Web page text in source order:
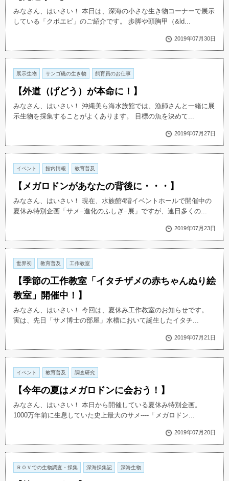
みなさん、はいさい！ 本日は、深海の小さな生き物コーナーで展示
している「クボエビ」のご紹介です。 歩脚や頭胸甲（&ld...
2019年07月30日
展示生物 サンゴ礁の生き物 飼育員のお仕事
【外道（げどう）が本命に！】
みなさん、はいさい！ 沖縄美ら海水族館では、漁師さんと一緒に展
示生物を採集することがよくあります。 目標の魚を決めて...
2019年07月27日
イベント 館内情報 教育普及
【メガロドンがあなたの背後に・・・】
みなさん、はいさい！ 現在、水族館4階イベントホールで開催中の
夏休み特別企画「サメ−進化のふしぎ−展」ですが、連日多くの...
2019年07月23日
世界初 教育普及 工作教室
【季節の工作教室「イタチザメの赤ちゃんぬり絵
教室」開催中！】
みなさん、はいさい！ 今回は、夏休み工作教室のお知らせです。
実は、先日「サメ博士の部屋」水槽において誕生したイタチ...
2019年07月21日
イベント 教育普及 調査研究
【今年の夏はメガロドンに会おう！】
みなさん、はいさい！ 本日から開催している夏休み特別企画。
1000万年前に生息していた史上最大のサメ----「メガロドン...
2019年07月20日
ＲＯＶでの生物調査・採集 深海採集記 深海生物